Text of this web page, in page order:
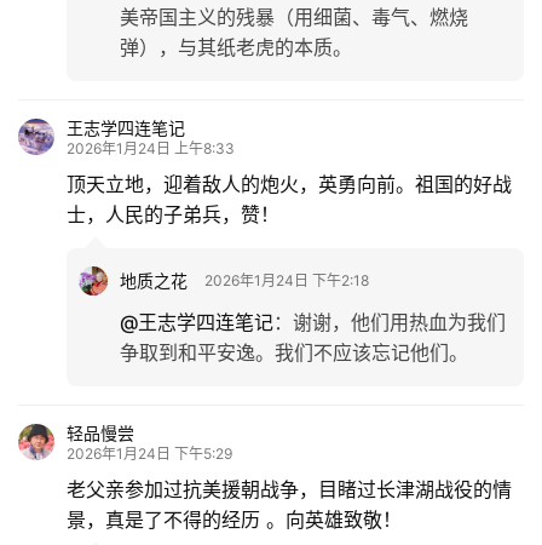
美帝国主义的残暴（用细菌、毒气、燃烧
弹），与其纸老虎的本质。
王志学四连笔记
2026年1月24日 上午8:33
顶天立地，迎着敌人的炮火，英勇向前。祖国的好战
士，人民的子弟兵，赞！
地质之花 2026年1月24日 下午2:18
@王志学四连笔记： 谢谢，他们用热血为我们
争取到和平安逸。我们不应该忘记他们。
轻品慢尝
2026年1月24日 下午5:29
老父亲参加过抗美援朝战争，目睹过长津湖战役的情
景，真是了不得的经历 。向英雄致敬！